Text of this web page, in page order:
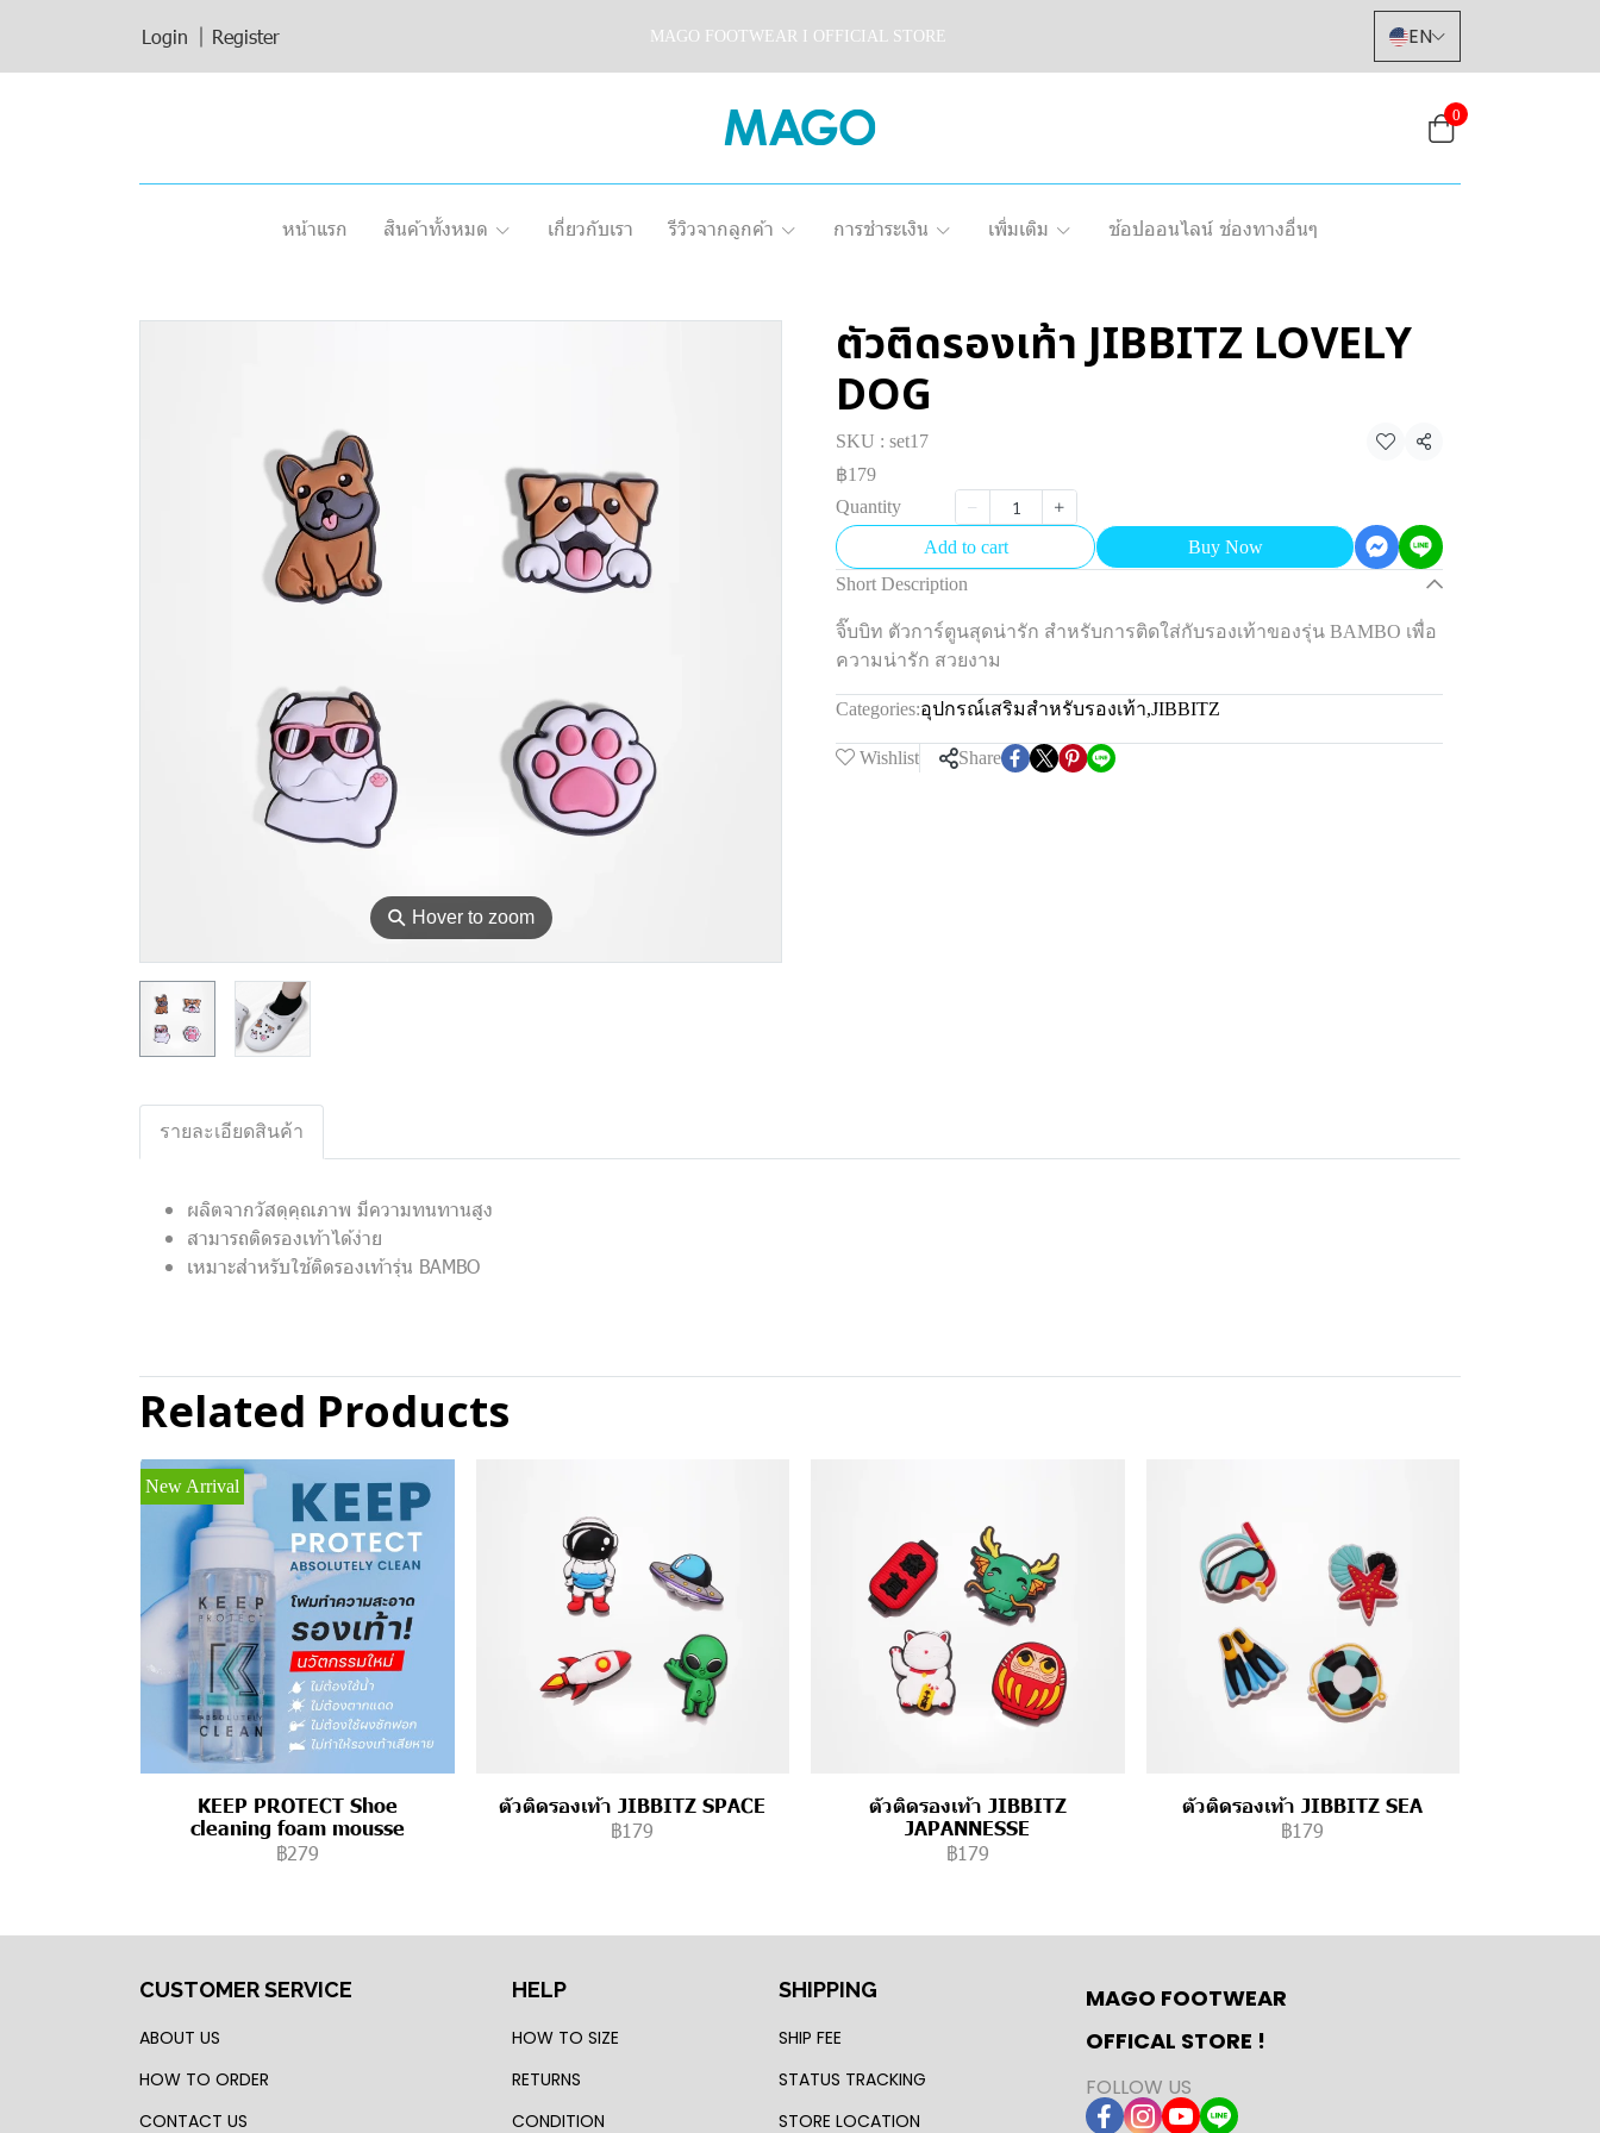
Login Register MAGO FOOTWEAR I OFFICIAL STORE EN
0
หน้าแรก สินค้าทั้งหมด เกี่ยวกับเรา รีวิวจากลูกค้า การชำระเงิน เพิ่มเติม ช้อปออนไลน์ ช่องทางอื่นๆ
⚲ Hover to zoom
ตัวติดรองเท้า JIBBITZ LOVELY
DOG
SKU : set17
Share
฿179
Quantity
Add to cart
Buy Now
Short Description
จิ๊บบิท ตัวการ์ตูนสุดน่ารัก สำหรับการติดใส่กับรองเท้าของรุ่น BAMBO เพื่อ
ความน่ารัก สวยงาม
Categories:อุปกรณ์เสริมสำหรับรองเท้า,JIBBITZ
Wishlist Share
รายละเอียดสินค้า
ผลิตจากวัสดุคุณภาพ มีความทนทานสูง
สามารถติดรองเท้าได้ง่าย
เหมาะสำหรับใช้ติดรองเท้ารุ่น BAMBO
Related Products
New Arrival
KEEP PROTECT Shoe
cleaning foam mousse
฿279
ตัวติดรองเท้า JIBBITZ SPACE
฿179
ตัวติดรองเท้า JIBBITZ
JAPANNESSE
฿179
ตัวติดรองเท้า JIBBITZ SEA
฿179
CUSTOMER SERVICE
ABOUT US
HOW TO ORDER
CONTACT US
HELP
HOW TO SIZE
RETURNS
CONDITION
SHIPPING
SHIP FEE
STATUS TRACKING
STORE LOCATION
MAGO FOOTWEAR
OFFICAL STORE !
FOLLOW US